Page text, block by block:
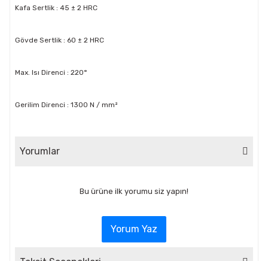
Kafa Sertlik : 45 ± 2 HRC
Gövde Sertlik : 60 ± 2 HRC
Max. Isı Direnci : 220°
Gerilim Direnci : 1300 N / mm²
Yorumlar
Bu ürüne ilk yorumu siz yapın!
Yorum Yaz